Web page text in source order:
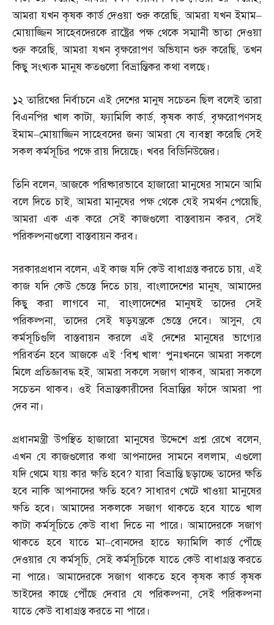
আমরা যখন কৃষক কার্ড দেওয়া শুরু করেছি,আমরা যখন ইমাম–
মোয়াজ্জিন সাহেবদেরকে রাষ্ট্রের পক্ষ থেকে সম্মানী ভাতা দেওয়া
শুরু করেছি,আমরা যখন বৃক্ষরোপণ অভিযান শুরু করেছি,তখন
কিছু সংখ্যক মানুষ কতগুলো বিভ্রান্তিকর কথা বলছে।
১২ তারিখের নির্বাচনে এই দেশের মানুষ সচেতন ছিল বলেই তারা
বিএনপির খাল কাটা,ফ্যামিলি কার্ড,কৃষক কার্ড,বৃক্ষরোপণসহ
ইমাম–মোয়াজ্জিন সাহেবদের জন্য আমরা যে ব্যবস্থা করেছি সেই
সকল কর্মসূচির পক্ষে রায় দিয়েছে। খবর বিডিনিউজের।
তিনি বলেন,আজকে পরিষ্কারভাবে হাজারো মানুষের সামনে আমি
বলে দিতে চাই,আমরা মানুষের পক্ষ থেকে যেই সমর্থন পেয়েছি,
আমরা এক এক করে সেই কাজগুলো বাস্তবায়ন করব, সেই
পরিকল্পনাগুলো বাস্তবায়ন করব।
সরকারপ্রধান বলেন, এই কাজ যদি কেউ বাধাগ্রস্ত করতে চায়, এই
কাজ যদি কেউ ভেস্তে দিতে চায়,বাংলাদেশের মানুষ,আমাদের
কিছু করা লাগবে না,বাংলাদেশের মানুষই তাদের সেই
পরিকল্পনা,তাদের সেই ষড়যন্ত্রকে ভেস্তে দেবে। আসুন,যে
কর্মসূচিগুলি বাস্তবায়ন করলে এই দেশের মানুষের ভাগ্যের
পরিবর্তন হবে আজকে এই ‘বিশ্ব খাল’ পুনঃখননে আমরা সকলে
মিলে প্রতিজ্ঞাবদ্ধ হই,আমরা সকলে সজাগ থাকব,আমরা সকলে
সচেতন থাকব। ওই বিভ্রান্তকারীদের বিভ্রান্তির ফাঁদে আমরা পা
দেব না।
প্রধানমন্ত্রী উপস্থিত হাজারো মানুষের উদ্দেশে প্রশ্ন রেখে বলেন,
এখন যে কাজগুলোর কথা আপনাদের সামনে বললাম,এগুলো
যদি থেমে যায় কার ক্ষতি হবে?যারা বিভ্রান্তি ছড়াচ্ছে তাদের ক্ষতি
হবে নাকি আপনাদের ক্ষতি হবে?সাধারণ খেটে খাওয়া মানুষের
ক্ষতি হবে। আমাদের সকলকে সজাগ থাকতে হবে যাতে খাল
কাটা কর্মসূচিতে কেউ বাধা দিতে না পারে। আমাদেরকে সজাগ
থাকতে হবে যাতে মা–বোনদের হাতে ফ্যামিলি কার্ড পৌঁছে
দেওয়ার যে কর্মসূচি, সেই কর্মসূচিকে যাতে কেউ বাধাগ্রস্ত করতে
না পারে। আমাদেরকে সজাগ থাকতে হবে কৃষক কার্ড কৃষক
ভাইদের কাছে পৌঁছে দেবার যে পরিকল্পনা,সেই পরিকল্পনা
যাতে কেউ বাধাগ্রস্ত করতে না পারে।